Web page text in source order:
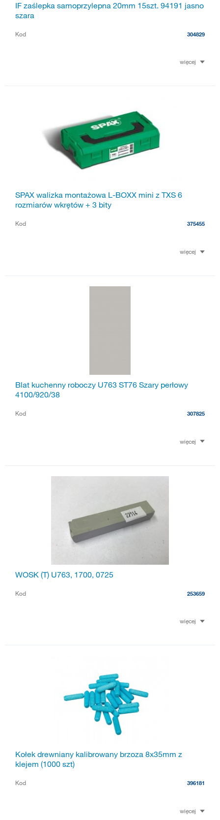
IF zaślepka samoprzylepna 20mm 15szt. 94191 jasno
szara
Kod 304829
więcej
SPAX walizka montażowa L-BOXX mini z TXS 6
rozmiarów wkrętów + 3 bity
Kod 375455
więcej
Blat kuchenny roboczy U763 ST76 Szary perłowy
4100/920/38
Kod 307825
więcej
WOSK (T) U763, 1700, 0725
Kod 253659
więcej
Kołek drewniany kalibrowany brzoza 8x35mm z
klejem (1000 szt)
Kod 396181
więcej